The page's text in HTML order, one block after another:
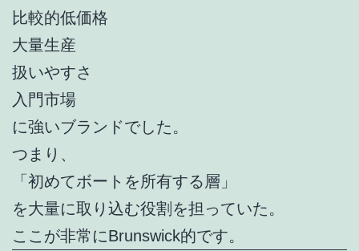
比較的低価格
大量生産
扱いやすさ
入門市場
に強いブランドでした。
つまり、
「初めてボートを所有する層」
を大量に取り込む役割を担っていた。
ここが非常にBrunswick的です。